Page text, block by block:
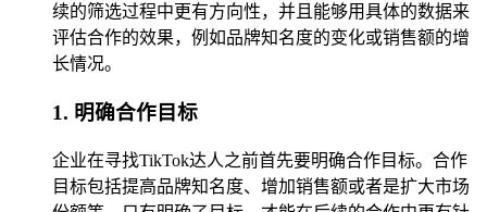
续的筛选过程中更有方向性，并且能够用具体的数据来
评估合作的效果，例如品牌知名度的变化或销售额的增
长情况。
1. 明确合作目标
企业在寻找TikTok达人之前首先要明确合作目标。合作
目标包括提高品牌知名度、增加销售额或者是扩大市场